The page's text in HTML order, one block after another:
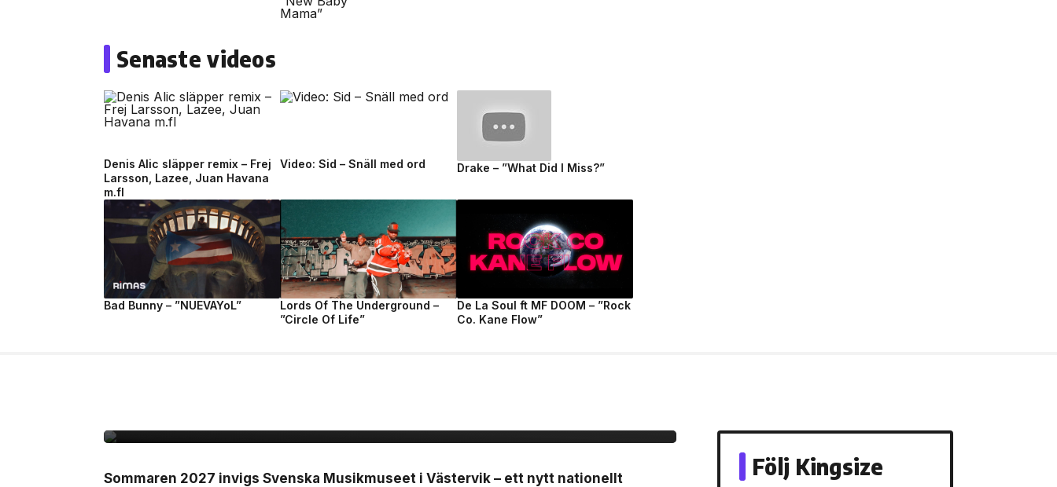
Senaste videos
Denis Alic släpper remix – Frej
Larsson, Lazee, Juan Havana
m.fl
Video: Sid – Snäll med ord Drake – ”What Did I Miss?”
Bad Bunny – ”NUEVAYoL”
Lords Of The Underground –
”Circle Of Life”
De La Soul ft MF DOOM – ”Rock
Co. Kane Flow”
Sommaren 2027 invigs Svenska Musikmuseet i Västervik – ett nytt nationellt
Följ Kingsize